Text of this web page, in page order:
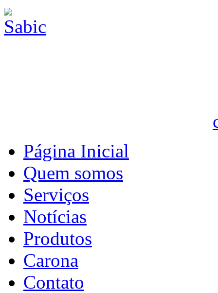
Página Inicial
Quem somos
Serviços
Notícias
Produtos
Carona
Contato